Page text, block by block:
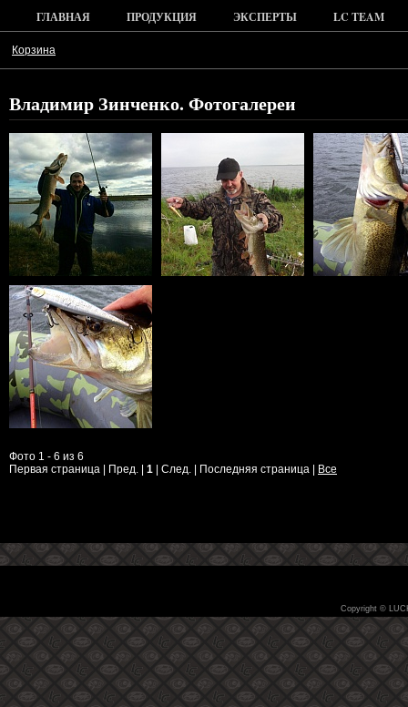
ГЛАВНАЯ ПРОДУКЦИЯ ЭКСПЕРТЫ LC TEAM
Корзина
Владимир Зинченко. Фотогалереи
Фото 1 - 6 из 6
Первая страница | Пред. | 1 | След. | Последняя страница | Все
Copyright ©